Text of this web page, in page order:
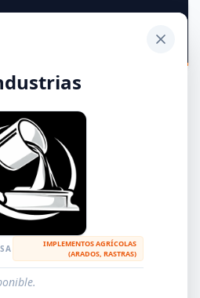
y Siderúrgicas
EMPRESA
IMPLEMENTOS AGRÍCOLAS
(ARADOS, RASTRAS)